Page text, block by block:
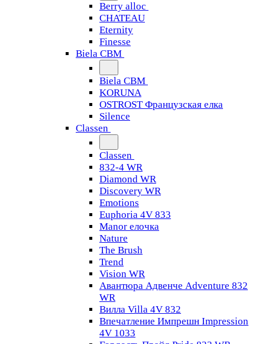
Berry alloc
CHATEAU
Eternity
Finesse
Biela CBM
Biela CBM
KORUNA
OSTROST Французская елка
Silence
Classen
Classen
832-4 WR
Diamond WR
Discovery WR
Emotions
Euphoria 4V 833
Manor елочка
Nature
The Brush
Trend
Vision WR
Авантюра Адвенче Adventure 832
WR
Вилла Villa 4V 832
Впечатление Импрешн Impression
4V 1033